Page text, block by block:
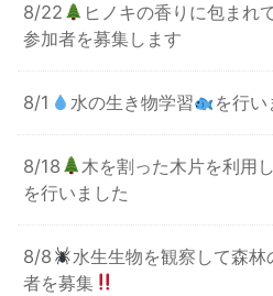
8/22
ヒノキの香りに包まれ
参加者を募集します
8/1 水の生き物学習 を行い
8/18
木を割った木片を利用
を行いました
8/8 水生生物を観察して森林
者を募集